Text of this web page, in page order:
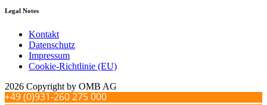
Legal Notes
Kontakt
Datenschutz
Impressum
Cookie-Richtlinie (EU)
2026 Copyright by OMB AG
+49 (0)931-260 275 000